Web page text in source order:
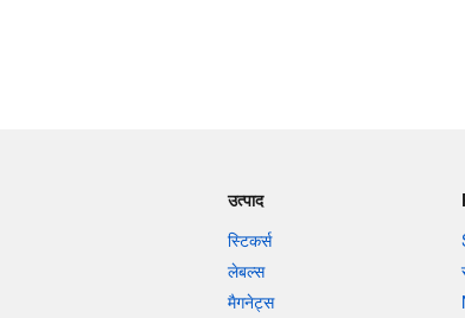
उत्पाद
स्टिकर्स
लेबल्स
मैगनेट्स